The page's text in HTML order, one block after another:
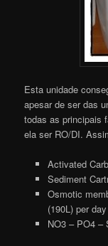
Esta unidade
apesar de ser das
todas as principais
ela ser RO/DI.
Activated
Sediment
Osmotic
(190L) per day
NO3 – PO4 –